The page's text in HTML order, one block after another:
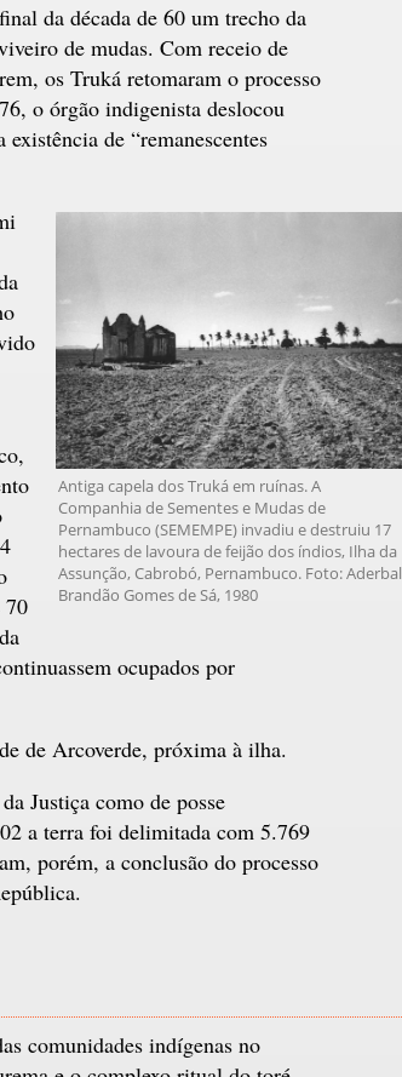
da década de 60 um trecho da
de mudas. Com receio de
os Truká retomaram o processo
o órgão indigenista deslocou
de “remanescentes
Antiga capela dos Truká em ruínas. A
Companhia de Sementes e Mudas de
Pernambuco (SEMEMPE) invadiu e destruiu 17
hectares de lavoura de feijão dos índios, Ilha da
Assunção, Cabrobó, Pernambuco. Foto: Aderbal
Brandão Gomes de Sá, 1980
70
ocupados por
de Arcoverde, próxima à ilha.
Justiça como de posse
a terra foi delimitada com 5.769
porém, a conclusão do processo
comunidades indígenas no